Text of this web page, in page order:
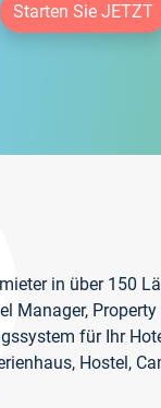
Starten Sie JETZT
in über 150
Manager,
für Ihr
Hostel,